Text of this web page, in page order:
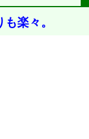
楽々。